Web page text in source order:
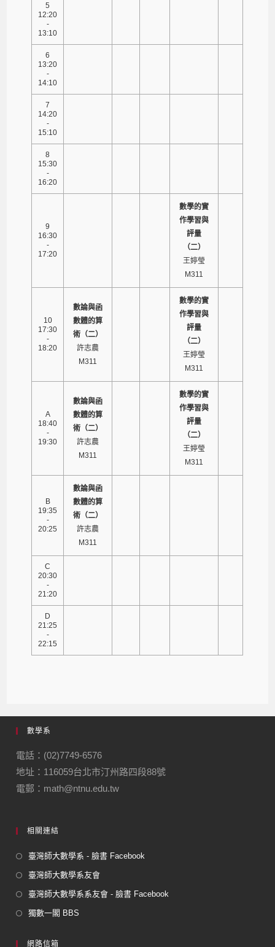
5
12:20
-
13:10
6
13:20
-
14:10
7
14:20
-
15:10
8
15:30
-
16:20
9
16:30
-
17:20
數學的實
作學習與
評量
（二）
王婷瑩
M311
10
17:30
-
18:20
數論與函
數體的算
術（二）
許志農
M311
數學的實
作學習與
評量
（二）
王婷瑩
M311
A
18:40
-
19:30
數論與函
數體的算
術（二）
許志農
M311
數學的實
作學習與
評量
（二）
王婷瑩
M311
B
19:35
-
20:25
數論與函
數體的算
術（二）
許志農
M311
C
20:30
-
21:20
D
21:25
-
22:15
數學系
電話：(02)7749-6576
地址：116059台北市汀州路四段88號
電郵：math@ntnu.edu.tw
相關連結
臺灣師大數學系 - 臉書 Facebook
臺灣師大數學系友會
臺灣師大數學系系友會 - 臉書 Facebook
獨數一閣 BBS
網路信箱